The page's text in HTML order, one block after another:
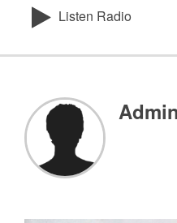
Listen Radio